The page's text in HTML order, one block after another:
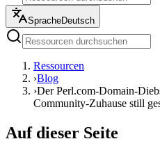
SpracheDeutsch
Ressourcen
›Blog
›Der Perl.com-Domain-
Community-Zuhause still
Auf dieser Seite